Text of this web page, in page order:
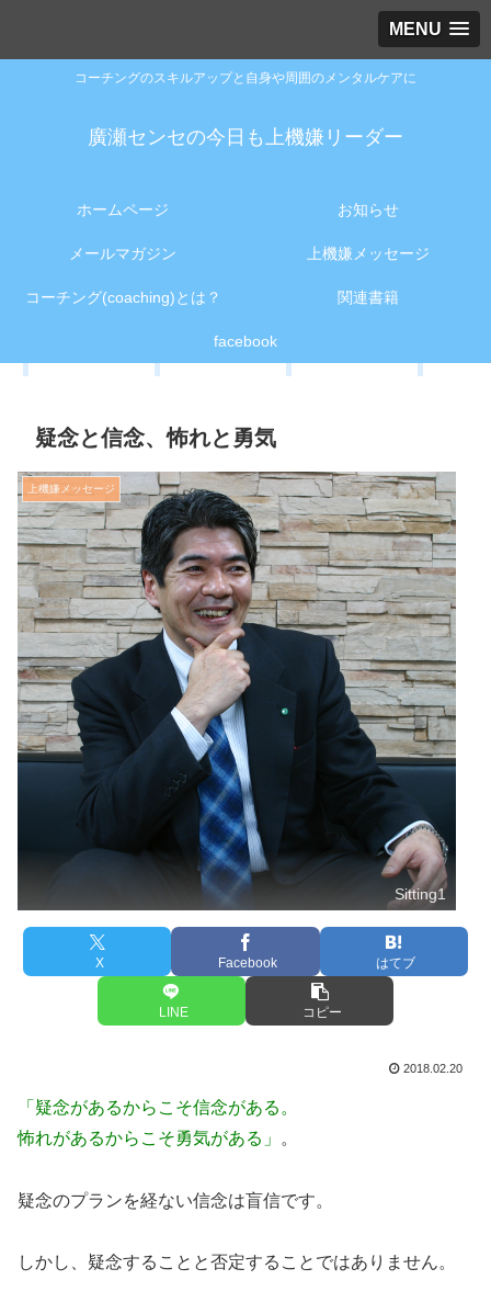
MENU
コーチングのスキルアップと自身や周囲のメンタルケアに
廣瀬センセの今日も上機嫌リーダー
ホームページ お知らせ
メールマガジン 上機嫌メッセージ
コーチング(coaching)とは？ 関連書籍
facebook
疑念と信念、怖れと勇気
上機嫌メッセージ
Sitting1
X Facebook はてブ
LINE コピー
2018.02.20
「疑念があるからこそ信念がある。
怖れがあるからこそ勇気がある」
。
疑念のプランを経ない信念は盲信です。
しかし、疑念することと否定することではありません。